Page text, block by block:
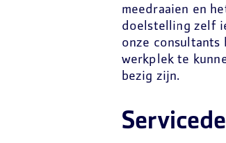
meedraaien en
doelstelling zelf
onze consultants
werkplek te
bezig zijn.